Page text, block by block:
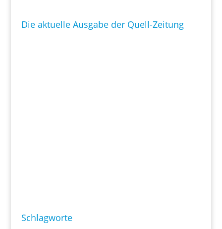
Die aktuelle Ausgabe der Quell-Zeitung
Schlagworte